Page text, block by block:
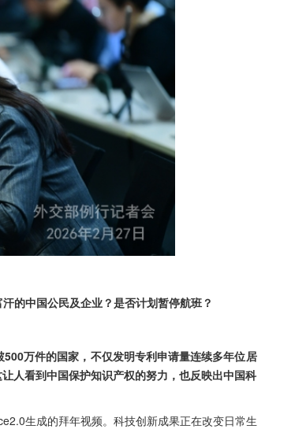
的中国公民及企业？是否计划暂停航班？
万件的国家，不仅发明专利申请量连续多年位居
人看到中国保护知识产权的努力，也反映出中国科
生成的拜年视频。科技创新成果正在改变日常生